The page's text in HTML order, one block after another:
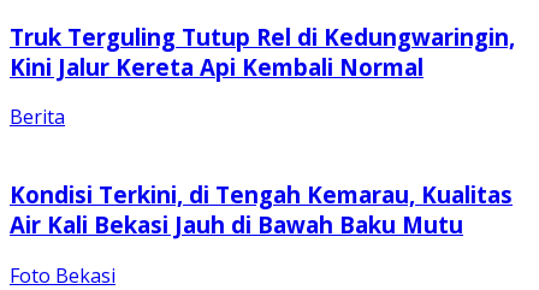
Truk Terguling Tutup Rel di Kedungwaringin,
Kini Jalur Kereta Api Kembali Normal
Berita
Kondisi Terkini, di Tengah Kemarau, Kualitas
Air Kali Bekasi Jauh di Bawah Baku Mutu
Foto Bekasi